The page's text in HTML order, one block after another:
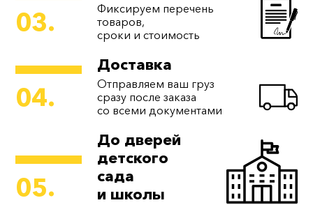
03.
Фиксируем перечень
товаров,
сроки и стоимость
04.
Доставка
Отправляем ваш груз
сразу после заказа
со всеми документами
05.
До дверей
детского
сада
и школы